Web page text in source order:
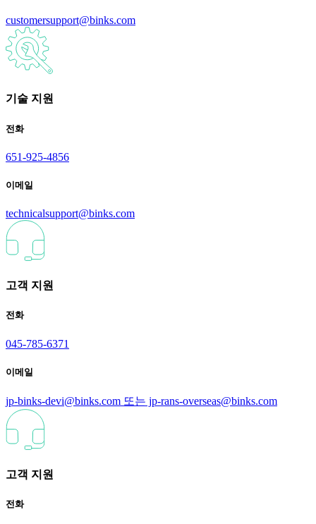
customersupport@binks.com
기술 지원
전화
651-925-4856
이메일
technicalsupport@binks.com
고객 지원
전화
045-785-6371
이메일
jp-binks-devi@binks.com 또는 jp-rans-overseas@binks.com
고객 지원
전화